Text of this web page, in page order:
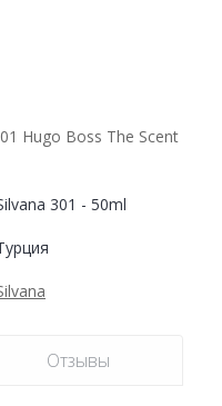
Hugo Boss The Scent
301 - 50ml
Отзывы